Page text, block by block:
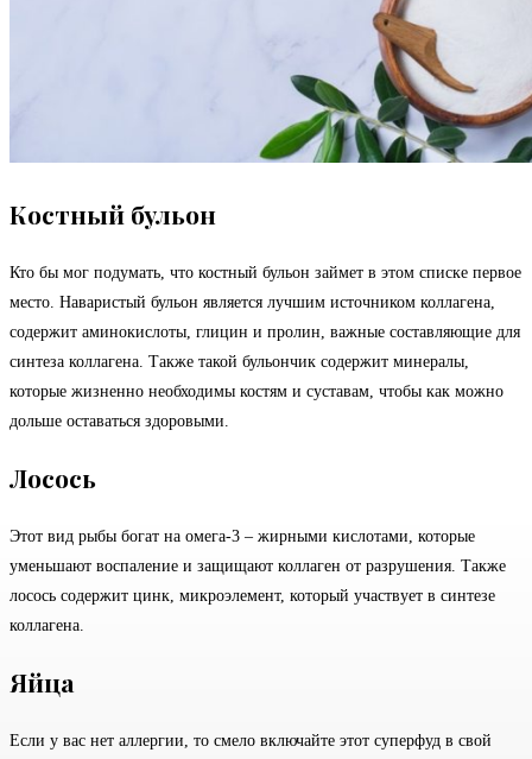
Костный бульон
Кто бы мог подумать, что костный бульон займет в этом списке первое
место. Наваристый бульон является лучшим источником коллагена,
содержит аминокислоты, глицин и пролин, важные составляющие для
синтеза коллагена. Также такой бульончик содержит минералы,
которые жизненно необходимы костям и суставам, чтобы как можно
дольше оставаться здоровыми.
Лосось
Этот вид рыбы богат на омега-3 – жирными кислотами, которые
уменьшают воспаление и защищают коллаген от разрушения. Также
лосось содержит цинк, микроэлемент, который участвует в синтезе
коллагена.
Яйца
Если у вас нет аллергии, то смело включайте этот суперфуд в свой